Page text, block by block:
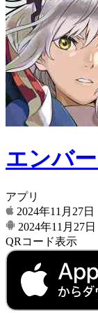
エンバ
アプリ
2024年11月27日
2024年11月27日
QRコード表示